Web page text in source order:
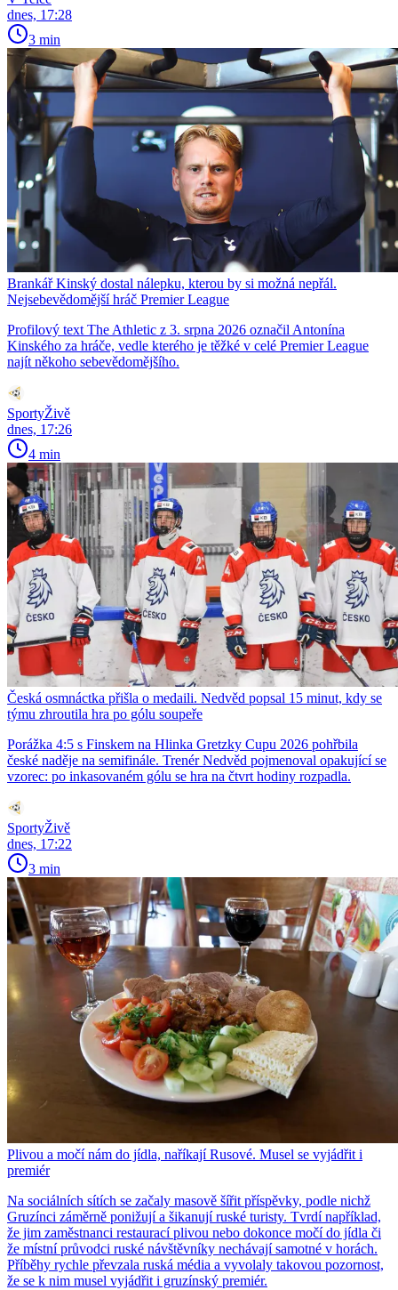
dnes, 17:28
3 min
Brankář Kinský dostal nálepku, kterou by si možná nepřál.
Nejsebevědomější hráč Premier League
Profilový text The Athletic z 3. srpna 2026 označil Antonína
Kinského za hráče, vedle kterého je těžké v celé Premier League
najít někoho sebevědomějšího.
SportyŽivě
dnes, 17:26
4 min
Česká osmnáctka přišla o medaili. Nedvěd popsal 15 minut, kdy se
týmu zhroutila hra po gólu soupeře
Porážka 4:5 s Finskem na Hlinka Gretzky Cupu 2026 pohřbila
české naděje na semifinále. Trenér Nedvěd pojmenoval opakující se
vzorec: po inkasovaném gólu se hra na čtvrt hodiny rozpadla.
SportyŽivě
dnes, 17:22
3 min
Plivou a močí nám do jídla, naříkají Rusové. Musel se vyjádřit i
premiér
Na sociálních sítích se začaly masově šířit příspěvky, podle nichž
Gruzínci záměrně ponižují a šikanují ruské turisty. Tvrdí například,
že jim zaměstnanci restaurací plivou nebo dokonce močí do jídla či
že místní průvodci ruské návštěvníky nechávají samotné v horách.
Příběhy rychle převzala ruská média a vyvolaly takovou pozornost,
že se k nim musel vyjádřit i gruzínský premiér.